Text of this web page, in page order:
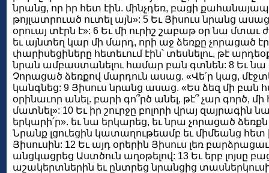
նրանց, որ իր հետ էին. մինչդեռ, բացի
թոյլատրուած ուտել այն»: 5 Եւ Յիսուս նրանց
օրուայ տէրն է»: 6 Եւ մի ուրիշ շաբաթ օր նա մտաւ
եւ այնտեղ կար մի մարդ, որի աջ ձեռքը չորացած
փարիսեցիները հետեւում էին՝ տեսնելու, թէ
նրան ամբաստանելու համար բան գտնեն: 8 Եւ նա
Չորացած ձեռքով մարդուն ասաց. «Վե՛ր կաց,
կանգնեց: 9 Յիսուս նրանց ասաց. «Ես ձեզ մի բան
օրինաւոր անել. բարի գո՞րծ անել, թէ՞ չար գործ,
մատնել»: 10 Եւ իր շուրջը բոլորի վրայ զայրագին
երկարի՛ր». եւ նա երկարեց, եւ նրա չորացած
Նրանք լցուեցին կատաղութեամբ եւ միմեանց հետ
Յիսուսին: 12 Եւ այդ օրերին Յիսուս լեռ
անցկացրեց Աստծուն աղօթելով: 13 Եւ երբ լոյսը
աշակերտներին եւ ընտրեց նրանցից